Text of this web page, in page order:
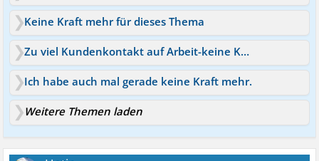
Keine Kraft mehr für dieses Thema
Zu viel Kundenkontakt auf Arbeit-keine Kraft mehr dazu
Ich habe auch mal gerade keine Kraft mehr.
Weitere Themen laden